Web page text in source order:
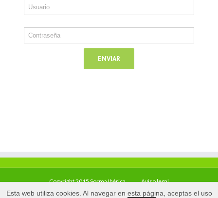
Copyright 2015 Sorma Ibérica Aviso legal
Esta web utiliza cookies. Al navegar en esta página, aceptas el uso